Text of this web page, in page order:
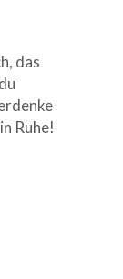
das
Ruhe!